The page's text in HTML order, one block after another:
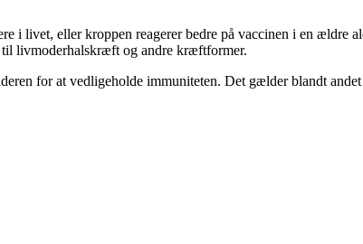
i livet, eller kroppen reagerer bedre på vaccinen i en ældre
til livmoderhalskræft og andre kræftformer.
for at vedligeholde immuniteten. Det gælder blandt